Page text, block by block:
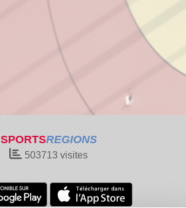
SPORTSREGIONS
503713 visites